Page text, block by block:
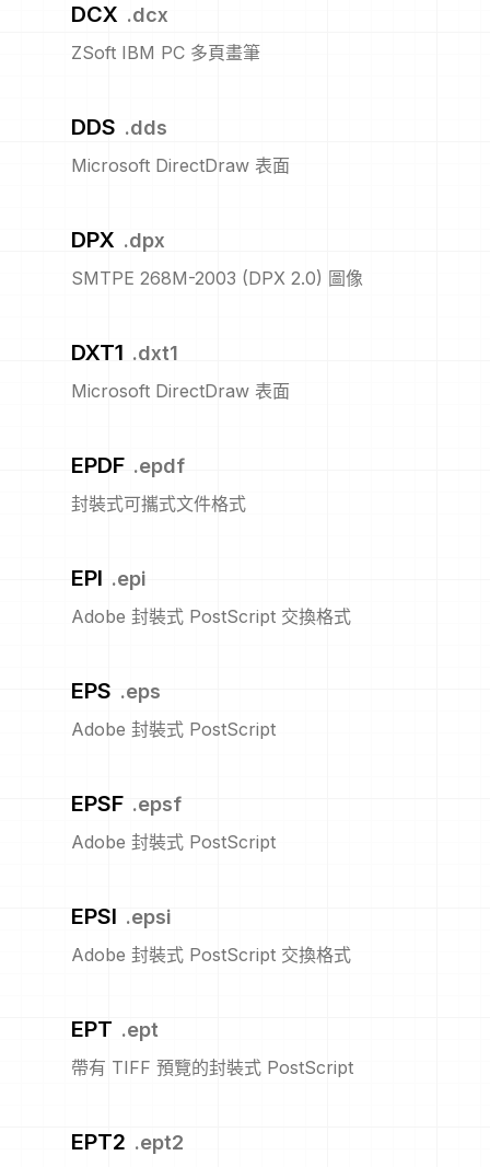
DCX .dcx
ZSoft IBM PC 多頁畫筆
DDS .dds
Microsoft DirectDraw 表面
DPX .dpx
SMTPE 268M-2003 (DPX 2.0) 圖像
DXT1 .dxt1
Microsoft DirectDraw 表面
EPDF .epdf
封裝式可攜式文件格式
EPI .epi
Adobe 封裝式 PostScript 交換格式
EPS .eps
Adobe 封裝式 PostScript
EPSF .epsf
Adobe 封裝式 PostScript
EPSI .epsi
Adobe 封裝式 PostScript 交換格式
EPT .ept
帶有 TIFF 預覽的封裝式 PostScript
EPT2 .ept2